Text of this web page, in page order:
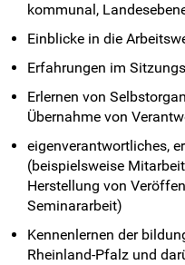
kommunal,
Einblicke in die
Erfahrungen im
Erlernen von
Übernahme von
eigenverantwortliches,
(beispielsweise
Herstellung von
Seminararbeit)
Kennenlernen der
Rheinland-Pfalz und